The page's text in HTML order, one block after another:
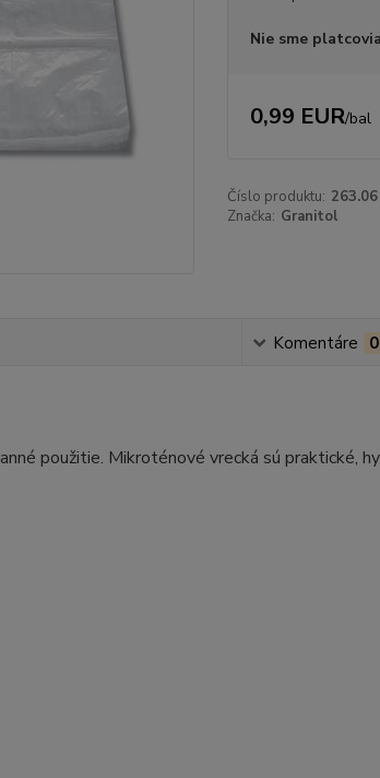
Nie sme
0,99 EUR/bal
Číslo produktu: 263.06
Značka: Granitol
Komentáre 0
použitie. Mikroténové vrecká sú praktické,